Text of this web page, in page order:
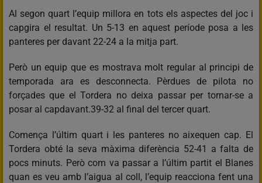
Al segon quart l’equip millora en tots els aspectes del joc i
capgira el resultat. Un 5-13 en aquest període posa a les
panteres per davant 22-24 a la mitja part.
Però un equip que es mostrava molt regular al principi de
temporada ara es desconnecta. Pèrdues de pilota no
forçades que el Tordera no deixa passar per tornar-se a
posar al capdavant.39-32 al final del tercer quart.
Comença l’últim quart i les panteres no aixequen cap. El
Tordera obté la seva màxima diferència 52-41 a falta de
pocs minuts. Però com va passar a l’últim partit el Blanes
quan es veu amb l’aigua al coll, l’equip reacciona fent una